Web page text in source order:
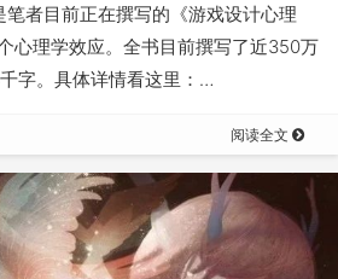
者目前正在撰写的《游戏设计心理
心理学效应。全书目前撰写了近350万
字。具体详情看这里：…
阅读全文